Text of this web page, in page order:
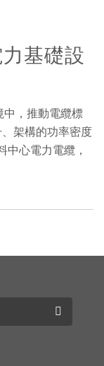
基礎設
，推動電纜標
架構的功率密度
心電力電纜，